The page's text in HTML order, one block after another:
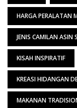
HARGA PERALATAN
JENIS CAMILAN ASIN
KISAH INSPIRATIF
KREASI HIDANGAN
MAKANAN